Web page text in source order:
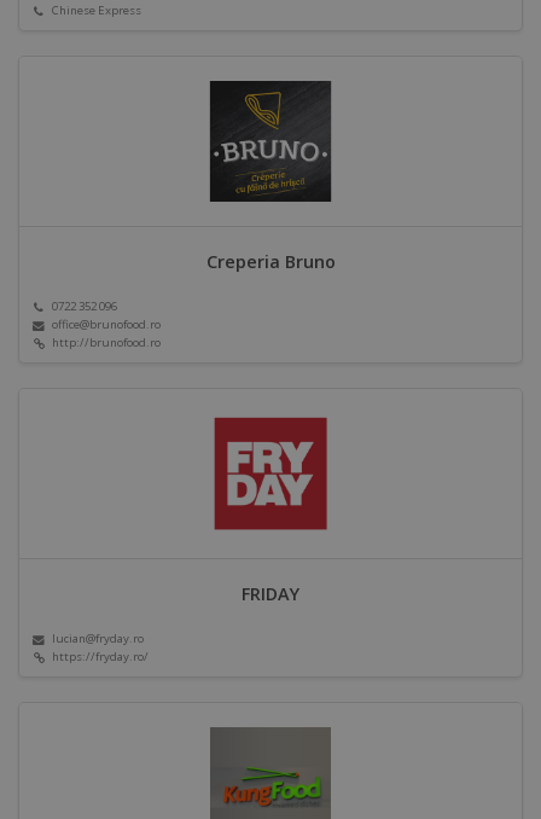
Chinese Express
Creperia Bruno
0722 352 096
office@brunofood.ro
http://brunofood.ro
FRIDAY
lucian@fryday.ro
https://fryday.ro/